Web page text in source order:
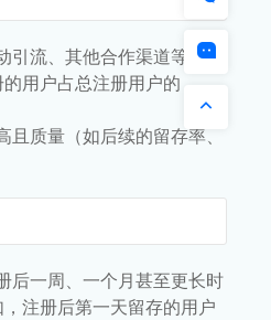
流、其他合作渠道等。可
用户占总注册用户的
质量（如后续的留存率、
后一周、一个月甚至更长时
注册后第一天留存的用户